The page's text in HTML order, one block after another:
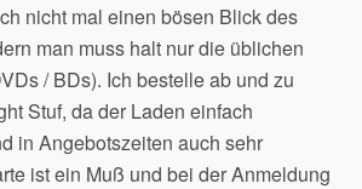
nicht mal einen bösen Blick des
man muss halt nur die üblichen
/ BDs). Ich bestelle ab und zu
Stuf, da der Laden einfach
in Angebotszeiten auch sehr
ist ein Muß und bei der Anmeldung